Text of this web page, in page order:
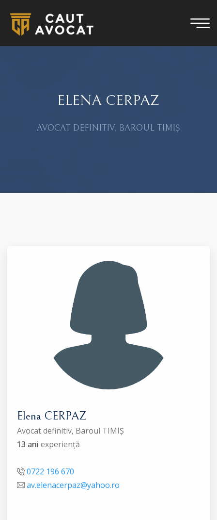
ELENA CERPAZ
AVOCAT DEFINITIV, BAROUL TIMIȘ
Elena CERPAZ
Avocat definitiv, Baroul TIMIȘ
13 ani experiență
0722 196 670
av.elenacerpaz@yahoo.ro